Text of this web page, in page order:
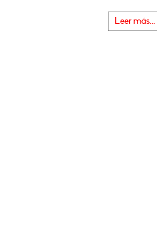
Leer más...